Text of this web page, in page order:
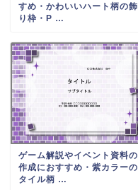
すめ・かわいいハート柄の飾
り枠・P …
ゲーム解説やイベント資料の
作成におすすめ・紫カラーの
タイル柄 …